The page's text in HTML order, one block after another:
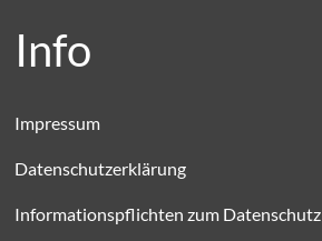
Info
Impressum
Datenschutzerklärung
Informationspflichten zum Datenschutz